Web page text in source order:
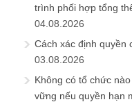
trình phối hợp tổng
04.08.2026
Cách xác định quyền
03.08.2026
Không có tổ chức
vững nếu quyền hạn